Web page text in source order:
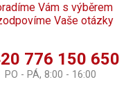
Vám s výběrem
Vaše otázky
776 150 650
PO - PÁ, 8:00 - 16:00